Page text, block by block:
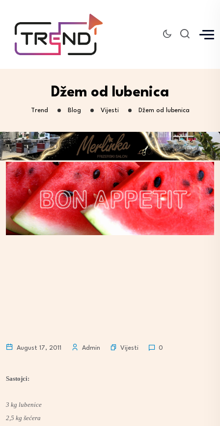
Džem od lubenica
Trend Blog Vijesti Džem od lubenica
August 17, 2011 Admin Vijesti 0
Sastojci:
3 kg lubenice
2,5 kg šećera